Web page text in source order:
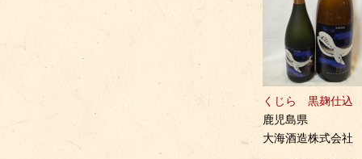
くじら 黒麹仕込
鹿児島県
大海酒造株式会社